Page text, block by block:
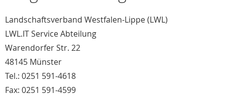
Landschaftsverband Westfalen-Lippe (LWL)
LWL.IT Service Abteilung
Warendorfer Str. 22
48145 Münster
Tel.: 0251 591-4618
Fax: 0251 591-4599